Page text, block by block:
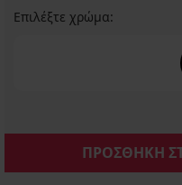
Επιλέξτε χρώμα:
ΠΡΟΣΘΗΚΗ